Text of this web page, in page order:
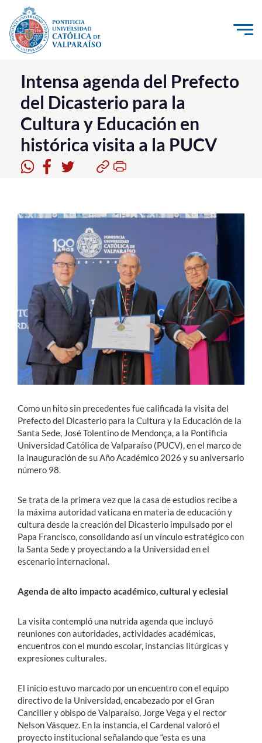
Click acá para ir directamente al contenido
La Universidad
Investigación, Creación e Innovación
PUCV Internacional
Vinculación con el Medio
Formación Continua
Estudiantes
Académicos
Funcionarios
Alumni
English
Intensa agenda del Prefecto
del Dicasterio para la
Cultura y Educación en
histórica visita a la PUCV
Como un hito sin precedentes fue calificada la visita del
Prefecto del Dicasterio para la Cultura y la Educación de la
Santa Sede, José Tolentino de Mendonça, a la Pontificia
Universidad Católica de Valparaíso (PUCV), en el marco de
la inauguración de su Año Académico 2026 y su aniversario
número 98.
Se trata de la primera vez que la casa de estudios recibe a
la máxima autoridad vaticana en materia de educación y
cultura desde la creación del Dicasterio impulsado por el
Papa Francisco, consolidando así un vínculo estratégico con
la Santa Sede y proyectando a la Universidad en el
escenario internacional.
Agenda de alto impacto académico, cultural y eclesial
La visita contempló una nutrida agenda que incluyó
reuniones con autoridades, actividades académicas,
encuentros con el mundo escolar, instancias litúrgicas y
expresiones culturales.
El inicio estuvo marcado por un encuentro con el equipo
directivo de la Universidad, encabezado por el Gran
Canciller y obispo de Valparaíso, Jorge Vega y el rector
Nelson Vásquez. En la instancia, el Cardenal valoró el
proyecto institucional señalando que “esta es una